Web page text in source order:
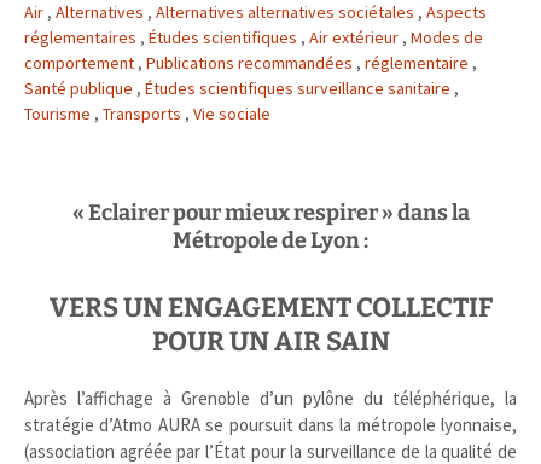
Air , Alternatives , Alternatives alternatives sociétales , Aspects
réglementaires , Études scientifiques , Air extérieur , Modes de
comportement , Publications recommandées , réglementaire ,
Santé publique , Études scientifiques surveillance sanitaire ,
Tourisme , Transports , Vie sociale
« Eclairer pour mieux respirer » dans la
Métropole de Lyon :
VERS UN ENGAGEMENT COLLECTIF
POUR UN AIR SAIN
Après l’affichage à Grenoble d’un pylône du téléphérique, la
stratégie d’Atmo AURA se poursuit dans la métropole lyonnaise,
(association agréée par l’État pour la surveillance de la qualité de